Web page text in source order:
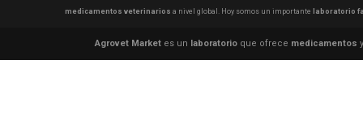
medicamentos veterinarios a nivel global. Hoy somos un importante laboratorio
Agrovet Market es un laboratorio que ofrece medicamentos